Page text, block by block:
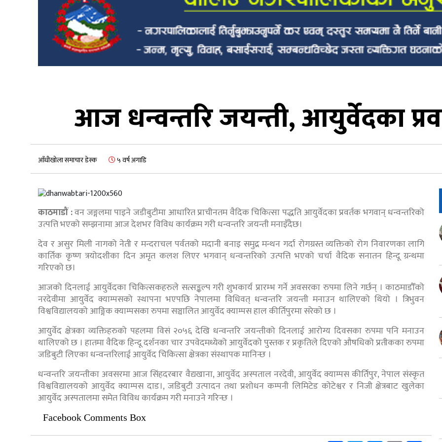
आज धन्वन्तरि जयन्ती, आयुर्वेदका
आँधीखोला समाचार डेस्क ५ वर्ष अगाडि
काठमाडौं :वन जङ्गलमा पाइने जडीबुटीमा आधारित प्राचीनतम वैदिक चिकित्सा पद्धति आयुर्वेदका प्रवर्तक भगवान् धन्वन्तरिको
उत्पत्ति भएको सम्झनामा आज देशभर विविध कार्यक्रम गरी धन्वन्तरि जयन्ती मनाइँदैछ।
देव र असुर मिली नागको नेती र मन्दराचल पर्वतको मदानी बनाइ समुद्र मन्थन गर्दा रोगग्रस्त व्यक्तिको रोग निवारणका लागि
कार्तिक कृष्ण त्रयोदशीका दिन अमृत कलश लिएर भगवान् धन्वन्तरिको उत्पत्ति भएको चर्चा वैदिक सनातन हिन्दू ग्रन्थमा
गरिएको छ।
आजको दिनलाई आयुर्वेदका चिकित्सकहरुले सत्सङ्कल्प गरी शुभकार्य प्रारम्भ गर्ने अवसरका रुपमा लिने गर्छन् । काठमाडौँको
नरदेवीमा आयुर्वेद क्याम्पसको स्थापना भएपछि नेपालमा विधिवत् धन्वन्तरि जयन्ती मनाउन थालिएको थियो । त्रिभुवन
विश्वविद्यालयको आङ्गिक क्याम्पसका रुपमा सञ्चालित आयुर्वेद क्याम्पस हाल कीर्तिपुरमा सरेको छ ।
आयुर्वेद क्षेत्रका व्यक्तिहरुको पहलमा विसं २०५६ देखि धन्वन्तरि जयन्तीको दिनलाई आरोग्य दिवसका रुपमा पनि मनाउन
थालिएको छ । हातमा वैदिक हिन्दू दर्शनका चार उपवेदमध्येको आयुर्वेदको पुस्तक र प्रकृतिले दिएको औषधिको प्रतीकका रुपमा
जडिबुटी लिएका धन्वन्तरिलाई आयुर्वेद चिकित्सा क्षेत्रका संस्थापक मानिन्छ ।
धन्वन्तरि जयन्तीका अवसरमा आज सिंहदरबार वैद्यखाना, आयुर्वेद अस्पताल नरदेवी, आयुर्वेद क्याम्पस कीर्तिपुर, नेपाल संस्कृत
विश्वविद्यालयको आयुर्वेद क्याम्पस दाड।, जडिबुटी उत्पादन तथा प्रशोधन कम्पनी लिमिटेड कोटेश्वर र निजी क्षेत्रबाट खुलेका
आयुर्वेद अस्पतालमा समेत विविध कार्यक्रम गरी मनाउने गरिन्छ ।
Facebook Comments Box